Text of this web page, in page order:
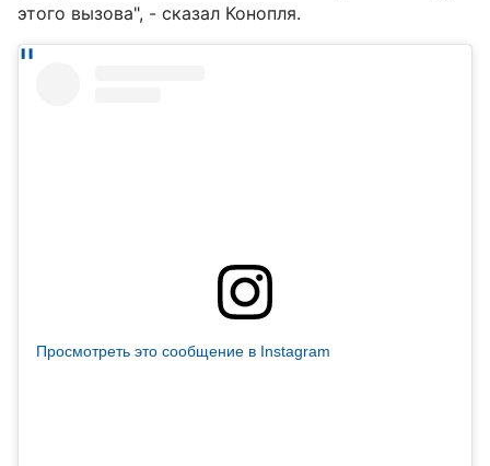
этого вызова", - сказал Конопля.
Просмотреть это сообщение в Instagram